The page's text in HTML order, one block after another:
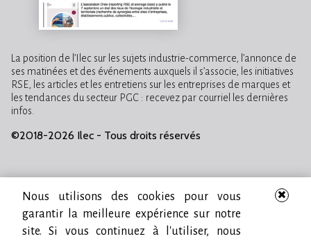
La position de l’Ilec sur les sujets industrie-commerce, l’annonce de
ses matinées et des événements auxquels il s’associe, les initiatives
RSE, les articles et les entretiens sur les entreprises de marques et
les tendances du secteur PGC : recevez par courriel les dernières
infos.
©2018-2026 Ilec - Tous droits réservés
Nous utilisons des cookies pour vous
garantir la meilleure expérience sur notre
site. Si vous continuez à l'utiliser, nous